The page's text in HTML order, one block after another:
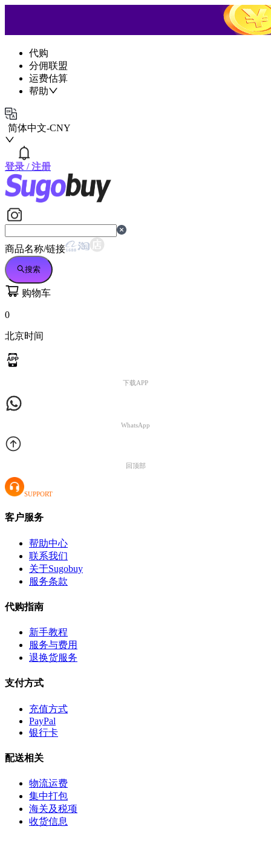
代购
分佣联盟
运费估算
帮助
简体中文-CNY
登录 /注册
商品名称/链接
搜索
购物车
0
北京时间
下载APP
WhatsApp
回顶部
SUPPORT
客户服务
帮助中心
联系我们
关于Sugobuy
服务条款
代购指南
新手教程
服务与费用
退换货服务
支付方式
充值方式
PayPal
银行卡
配送相关
物流运费
集中打包
海关及税项
收货信息